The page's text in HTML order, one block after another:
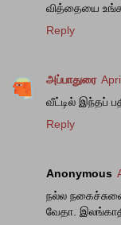
வித்தையை
Reply
அப்பாதுரை
வீட்டில் இந்தப்
Reply
Anonymous
நல்ல
வேதா.